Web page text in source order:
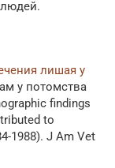
лишая у
у потомства
findings
to
1988). J Am Vet